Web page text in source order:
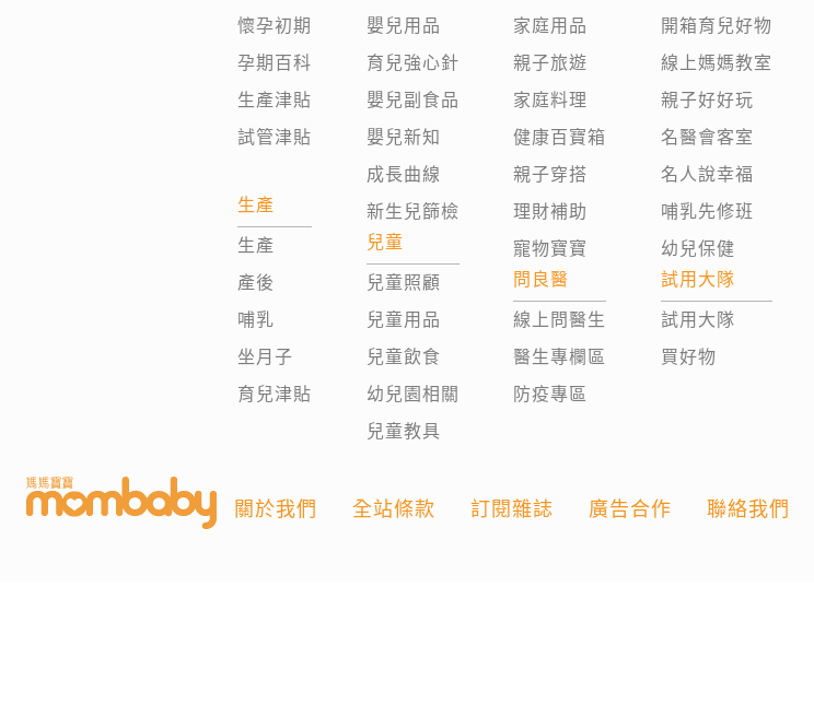
懷孕初期
孕期百科
生產津貼
試管津貼
生產
生產
產後
哺乳
坐月子
育兒津貼
嬰兒用品
育兒強心針
嬰兒副食品
嬰兒新知
成長曲線
新生兒篩檢
兒童
兒童照顧
兒童用品
兒童飲食
幼兒園相關
兒童教具
家庭用品
親子旅遊
家庭料理
健康百寶箱
親子穿搭
理財補助
寵物寶寶
問良醫
線上問醫生
醫生專欄區
防疫專區
開箱育兒好物
線上媽媽教室
親子好好玩
名醫會客室
名人說幸福
哺乳先修班
幼兒保健
試用大隊
試用大隊
買好物
關於我們 全站條款 訂閱雜誌 廣告合作 聯絡我們